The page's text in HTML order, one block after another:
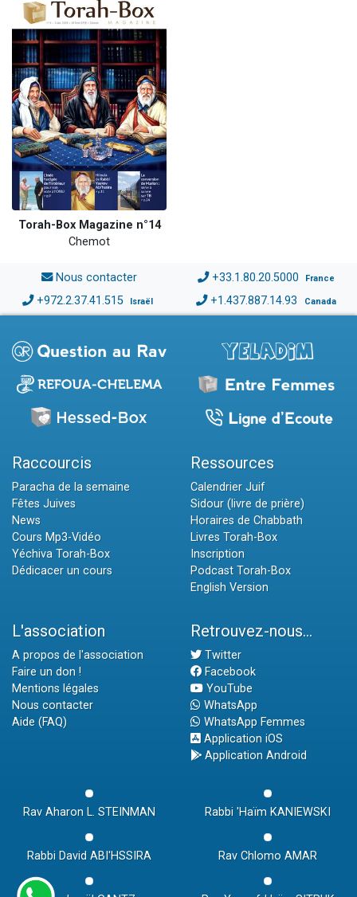
Torah-Box Magazine n°14
Chemot
Nous contacter +33.1.80.20.5000 France
+972.2.37.41.515 Israël +1.437.887.14.93 Canada
Raccourcis
Paracha de la semaine
Fêtes Juives
News
Cours Mp3-Vidéo
Yéchiva Torah-Box
Dédicacer un cours
Ressources
Calendrier Juif
Sidour (livre de prière)
Horaires de Chabbath
Livres Torah-Box
Inscription
Podcast Torah-Box
English Version
L'association
A propos de l'association
Faire un don !
Mentions légales
Nous contacter
Aide (FAQ)
Retrouvez-nous...
Twitter
Facebook
YouTube
WhatsApp
WhatsApp Femmes
Application iOS
Application Android
Rav Aharon L. STEINMAN Rabbi 'Haïm KANIEWSKI
Rabbi David ABI'HSSIRA Rav Chlomo AMAR